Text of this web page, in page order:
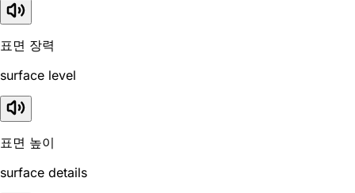
표면 장력
surface level
표면 높이
surface details